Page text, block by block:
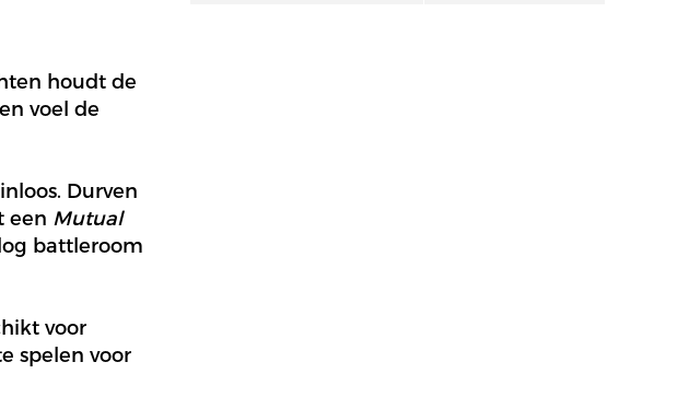
houdt de
voel de
Durven
een Mutual
battleroom
voor
spelen voor